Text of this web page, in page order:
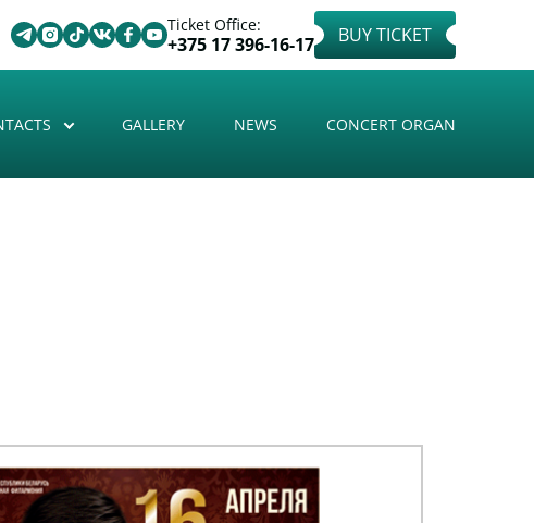
Ticket Office:
+375 17 396-16-17 BUY TICKET
GALLERY NEWS CONCERT ORGAN